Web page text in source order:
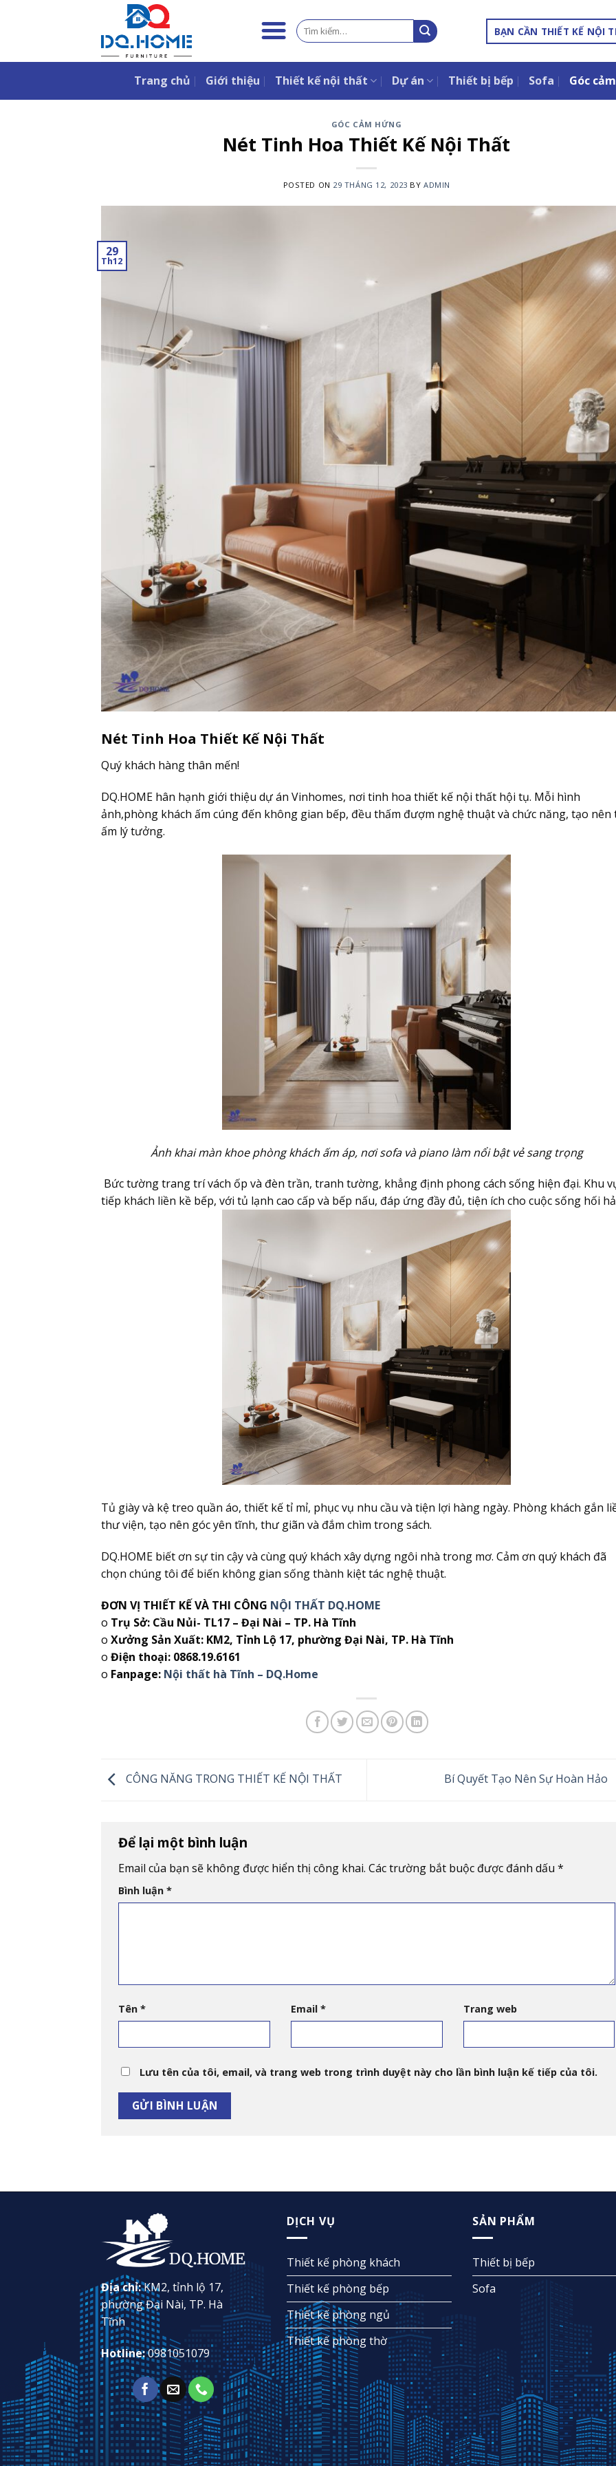
Tìm
kiếm:
BẠN CẦN THIẾT KẾ NỘI
Trang chủ Giới thiệu Thiết kế nội thất Dự án Thiết bị bếp Sofa Góc
GÓC CẢM HỨNG
Nét Tinh Hoa Thiết Kế Nội Thất
POSTED ON 29 THÁNG 12, 2023 BYADMIN
29
Th12
Nét Tinh Hoa Thiết Kế Nội Thất
Quý khách hàng thân mến!
DQ.HOME hân hạnh giới thiệu dự án Vinhomes, nơi tinh hoa thiết kế nội thất hội tụ. Mỗi hình
ảnh,phòng khách ấm cúng đến không gian bếp, đều thấm đượm nghệ thuật và chức năng, tạo nên
ấm lý tưởng.
Ảnh khai màn khoe phòng khách ấm áp, nơi sofa và piano làm nổi bật vẻ sang trọng
Bức tường trang trí vách ốp và đèn trần, tranh tường, khẳng định phong cách sống hiện đại. Khu
tiếp khách liền kề bếp, với tủ lạnh cao cấp và bếp nấu, đáp ứng đầy đủ, tiện ích cho cuộc sống hối
Tủ giày và kệ treo quần áo, thiết kế tỉ mỉ, phục vụ nhu cầu và tiện lợi hàng ngày. Phòng khách gắn
thư viện, tạo nên góc yên tĩnh, thư giãn và đắm chìm trong sách.
DQ.HOME biết ơn sự tin cậy và cùng quý khách xây dựng ngôi nhà trong mơ. Cảm ơn quý khách đã
chọn chúng tôi để biến không gian sống thành kiệt tác nghệ thuật.
ĐƠN VỊ THIẾT KẾ VÀ THI CÔNG NỘI THẤT DQ.HOME
o Trụ Sở: Cầu Nủi- TL17 – Đại Nài – TP. Hà Tĩnh
o Xưởng Sản Xuất: KM2, Tỉnh Lộ 17, phường Đại Nài, TP. Hà Tĩnh
o Điện thoại: 0868.19.6161
o Fanpage: Nội thất hà Tĩnh – DQ.Home
CÔNG NĂNG TRONG THIẾT KẾ NỘI THẤT Bí Quyết Tạo Nên Sự Hoàn Hảo
Để lại một bình luận
Email của bạn sẽ không được hiển thị công khai. Các trường bắt buộc được đánh dấu *
Bình luận *
Tên * Email * Trang web
Lưu tên của tôi, email, và trang web trong trình duyệt này cho lần bình luận kế tiếp của tôi.
Địa chỉ:KM2, tỉnh lộ 17,
phường Đại Nài, TP. Hà
Tĩnh
Hotline:0981051079
DỊCH VỤ
Thiết kế phòng khách
Thiết kế phòng bếp
Thiết kế phòng ngủ
Thiết kế phòng thờ
SẢN PHẨM
Thiết bị bếp
Sofa